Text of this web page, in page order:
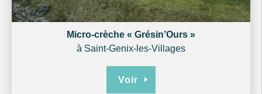
Micro-crèche « Grésin’Ours »
à Saint-Genix-les-Villages
Voir